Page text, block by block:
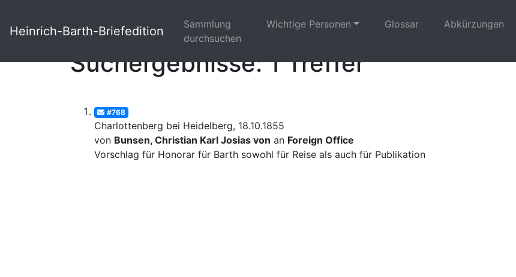
Heinrich-Barth-Briefedition
Sammlung
durchsuchen
Wichtige Personen Glossar Abkürzungen
Suchergebnisse: 1 Treffer
#768
Charlottenberg bei Heidelberg, 18.10.1855
von Bunsen, Christian Karl Josias von an Foreign Office
Vorschlag für Honorar für Barth sowohl für Reise als auch für Publikation